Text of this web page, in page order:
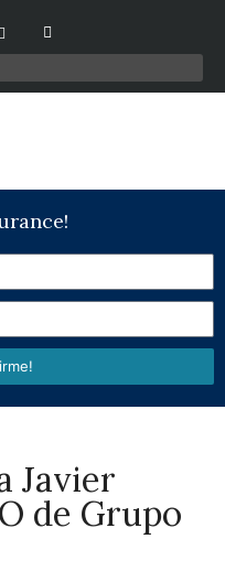
Javier
de Grupo